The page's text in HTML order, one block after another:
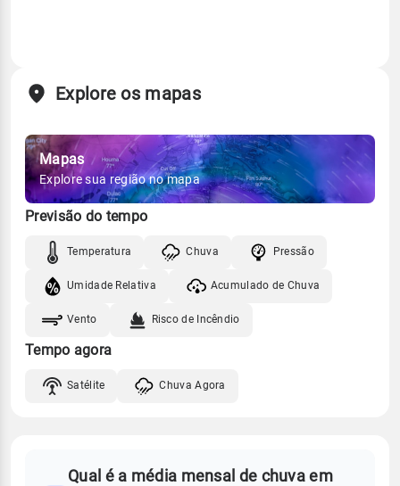
Explore os mapas
Mapas
Explore sua região no mapa
Previsão do tempo
Temperatura Chuva Pressão
Umidade Relativa Acumulado de Chuva
Vento Risco de Incêndio
Tempo agora
Satélite Chuva Agora
Qual é a média mensal de chuva em